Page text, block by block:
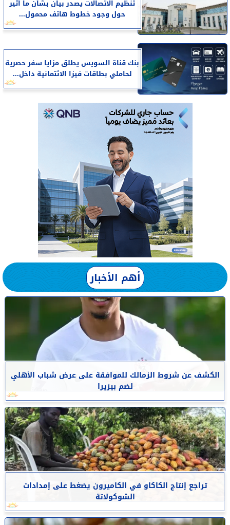
تنظيم الاتصالات يصدر بيان بشأن ما أثير
حول وجود خطوط هاتف محمول...
بنك قناة السويس يطلق مزايا سفر حصرية
لحاملي بطاقات فيزا الائتمانية داخل...
أهم الأخبار
الكشف عن شروط الزمالك للموافقة على عرض شباب الأهلي
لضم بيزيرا
تراجع إنتاج الكاكاو في الكاميرون يضغط على إمدادات
الشوكولاتة